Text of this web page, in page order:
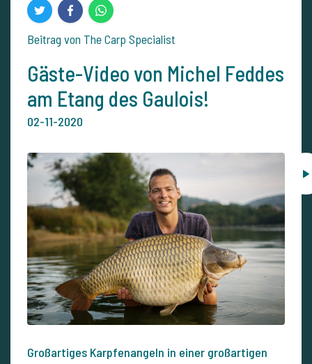
Beitrag von The Carp Specialist
Gäste-Video von Michel Feddes
am Etang des Gaulois!
02-11-2020
Großartiges Karpfenangeln in einer großartigen